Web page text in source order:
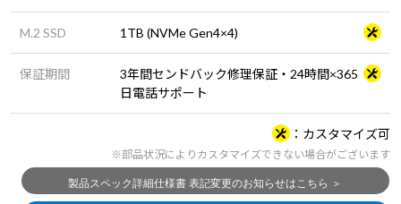
M.2 SSD 1TB (NVMe Gen4×4)
保証期間
3年間センドバック修理保証・24時間×365
日電話サポート
カスタマイズ可
※部品状況によりカスタマイズできない場合がございます